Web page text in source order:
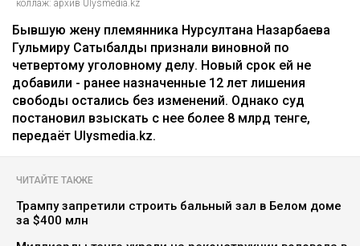
коллаж: архив Ulysmedia.kz
Бывшую жену племянника Нурсултана Назарбаева
Гульмиру Сатыбалды признали виновной по
четвертому уголовному делу. Новый срок ей не
добавили - ранее назначенные 12 лет лишения
свободы остались без изменений. Однако суд
постановил взыскать с нее более 8 млрд тенге,
передаёт Ulysmedia.kz.
ЧИТАЙТЕ ТАКЖЕ
Трампу запретили строить бальный зал в Белом доме
за $400 млн